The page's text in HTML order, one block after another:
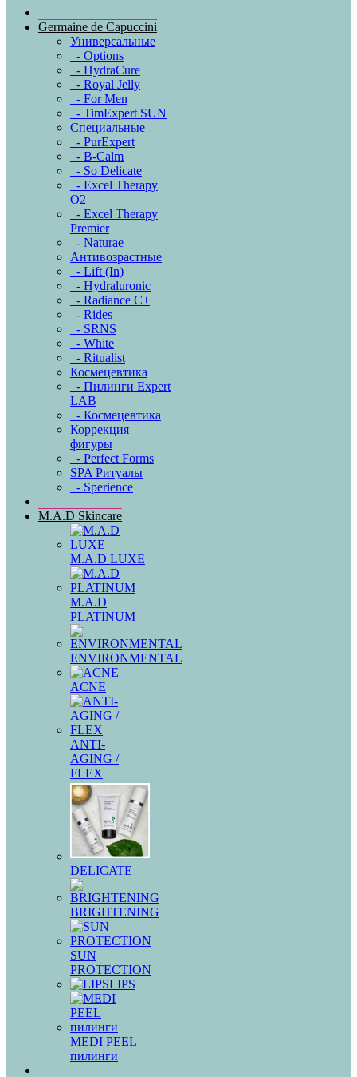
Germaine de Capuccini
Универсальные
- Options
- HydraCure
- Royal Jelly
- For Men
- TimExpert SUN
Специальные
- PurExpert
- B-Calm
- So Delicate
- Excel Therapy
O2
- Excel Therapy
Premier
- Naturae
Антивозрастные
- Lift (In)
- Hydraluronic
- Radiance C+
- Rides
- SRNS
- White
- Ritualist
Космецевтика
- Пилинги Expert
LAB
- Космецевтика
Коррекция
фигуры
- Perfect Forms
SPA Ритуалы
- Sperience
M.A.D Skincare
M.A.D LUXE
M.A.D
PLATINUM
ENVIRONMENTAL
ACNE
ANTI-
AGING /
FLEX
DELICATE
BRIGHTENING
SUN
PROTECTION
LIPS
MEDI PEEL
пилинги